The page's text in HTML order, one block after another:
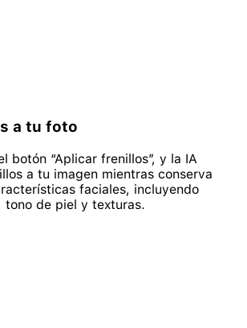
a tu foto
botón “Aplicar frenillos”, y la IA
a tu imagen mientras conserva
faciales, incluyendo
tono de piel y texturas.